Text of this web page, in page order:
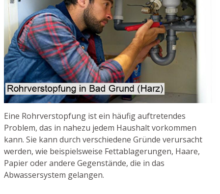
Eine Rohrverstopfung ist ein häufig auftretendes
Problem, das in nahezu jedem Haushalt vorkommen
kann. Sie kann durch verschiedene Gründe verursacht
werden, wie beispielsweise Fettablagerungen, Haare,
Papier oder andere Gegenstände, die in das
Abwassersystem gelangen.